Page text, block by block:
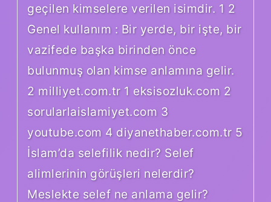
geçilen kimselere verilen isimdir. 1 2
Genel kullanım : Bir yerde, bir işte, bir
vazifede başka birinden önce
bulunmuş olan kimse anlamına gelir.
2 milliyet.com.tr 1 eksisozluk.com 2
sorularlaislamiyet.com 3
youtube.com 4 diyanethaber.com.tr 5
İslam’da selefilik nedir? Selef
alimlerinin görüşleri nelerdir?
Meslekte selef ne anlama gelir?